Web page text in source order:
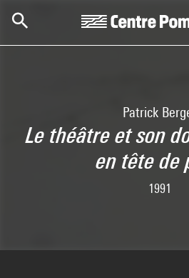
Patrick
Le théâtre et son
en tête de
1991